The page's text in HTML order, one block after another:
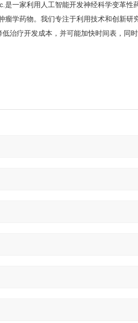
一家利用人工智能开发神经科学变革性
学药物。我们专注于利用技术和创新研
治疗开发成本，并可能加快时间表，同